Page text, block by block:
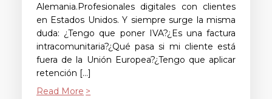
Alemania.Profesionales digitales con clientes
en Estados Unidos. Y siempre surge la misma
duda: ¿Tengo que poner IVA?¿Es una factura
intracomunitaria?¿Qué pasa si mi cliente está
fuera de la Unión Europea?¿Tengo que aplicar
retención […]
Read More